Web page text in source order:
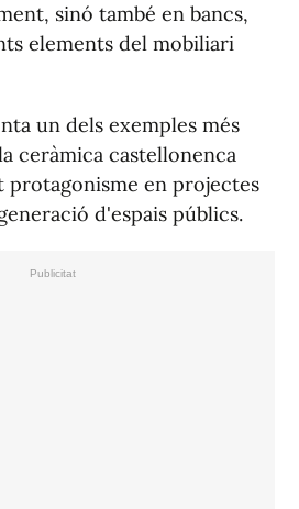
sinó també en bancs,
elements del mobiliari
un dels exemples més
ceràmica castellonenca
protagonisme en projectes
d'espais públics.